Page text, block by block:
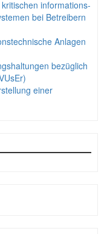
informations-
bei Betreibern
Anlagen
bezüglich
einer